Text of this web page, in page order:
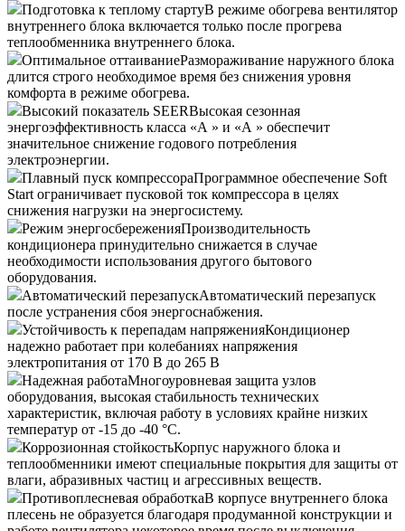
Подготовка к теплому стартуВ режиме обогрева вентилятор
внутреннего блока включается только после прогрева
теплообменника внутреннего блока.
Оптимальное оттаиваниеРазмораживание наружного блока
длится строго необходимое время без снижения уровня
комфорта в режиме обогрева.
Высокий показатель SEERВысокая сезонная
энергоэффективность класса «А » и «А » обеспечит
значительное снижение годового потребления
электроэнергии.
Плавный пуск компрессораПрограммное обеспечение Soft
Start ограничивает пусковой ток компрессора в целях
снижения нагрузки на энергосистему.
Режим энергосбереженияПроизводительность
кондиционера принудительно снижается в случае
необходимости использования другого бытового
оборудования.
Автоматический перезапускАвтоматический перезапуск
после устранения сбоя энергоснабжения.
Устойчивость к перепадам напряженияКондиционер
надежно работает при колебаниях напряжения
электропитания от 170 В до 265 В
Надежная работаМногоуровневая защита узлов
оборудования, высокая стабильность технических
характеристик, включая работу в условиях крайне низких
температур от -15 до -40 °С.
Коррозионная стойкостьКорпус наружного блока и
теплообменники имеют специальные покрытия для защиты от
влаги, абразивных частиц и агрессивных веществ.
Противоплесневая обработкаВ корпусе внутреннего блока
плесень не образуется благодаря продуманной конструкции и